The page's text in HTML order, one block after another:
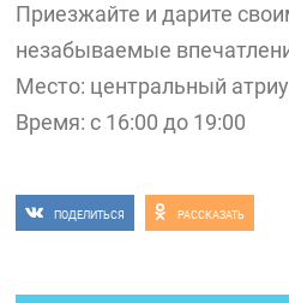
Приезжайте и дарите
незабываемые
Место: центральный
Время: с 16:00 до 19:00
ПОДЕЛИТЬСЯ РАССКАЗАТЬ